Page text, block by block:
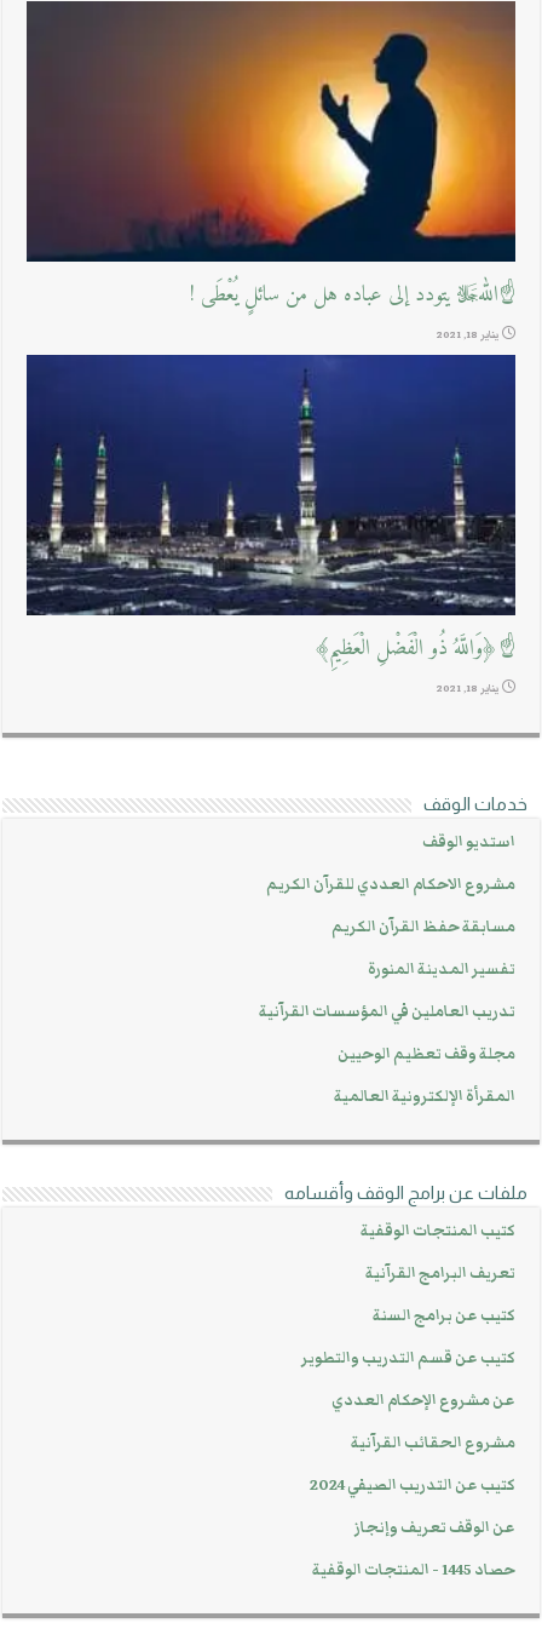
☝اللهﷻ يتودد إلى عباده هل من سائلٍ يُعْطَى !
يناير 18, 2021
☝﴿وَاللَّهُ ذُو الْفَضْلِ الْعَظِيمِ﴾
يناير 18, 2021
خدمات الوقف
استديو الوقف
مشروع الاحكام العددي للقرآن الكريم
مسابقة حفظ القرآن الكريم
تفسير المدينة المنورة
تدريب العاملين في المؤسسات القرآنية
مجلة وقف تعظيم الوحيين
المقرأة الإلكترونية العالمية
ملفات عن برامج الوقف وأقسامه
كتيب المنتجات الوقفية
تعريف البرامج القرآنية
كتيب عن برامج السنة
كتيب عن قسم التدريب والتطوير
عن مشروع الإحكام العددي
مشروع الحقائب القرآنية
كتيب عن التدريب الصيفي 2024
عن الوقف تعريف وإنجاز
حصاد 1445 - المنتجات الوقفية